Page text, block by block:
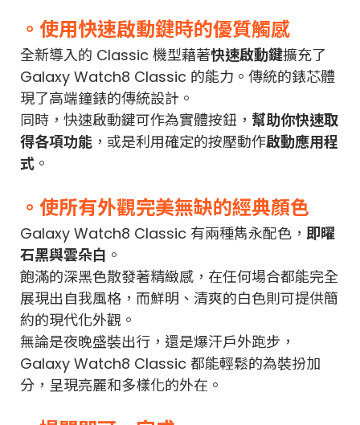
。使用快速啟動鍵時的優質觸感
全新導入的 Classic 機型藉著快速啟動鍵擴充了
Galaxy Watch8 Classic 的能力。傳統的錶芯體
現了高端鐘錶的傳統設計。
同時，快速啟動鍵可作為實體按鈕， 幫助你快速取
得各項功能 ，或是利用確定的按壓動作啟動應用程
式 。
。使所有外觀完美無缺的經典顏色
Galaxy Watch8 Classic 有兩種雋永配色， 即曜
石黑與雲朵白 。
飽滿的深黑色散發著精緻感，在任何場合都能完全
展現出自我風格，而鮮明、清爽的白色則可提供簡
約的現代化外觀。
無論是夜晚盛裝出行，還是爆汗戶外跑步，
Galaxy Watch8 Classic 都能輕鬆的為裝扮加
分，呈現亮麗和多樣化的外在。